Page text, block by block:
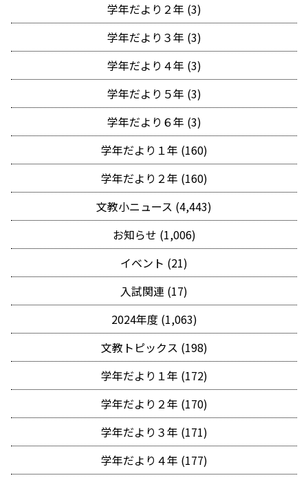
学年だより２年 (3)
学年だより３年 (3)
学年だより４年 (3)
学年だより５年 (3)
学年だより６年 (3)
学年だより１年 (160)
学年だより２年 (160)
文教小ニュース (4,443)
お知らせ (1,006)
イベント (21)
入試関連 (17)
2024年度 (1,063)
文教トピックス (198)
学年だより１年 (172)
学年だより２年 (170)
学年だより３年 (171)
学年だより４年 (177)